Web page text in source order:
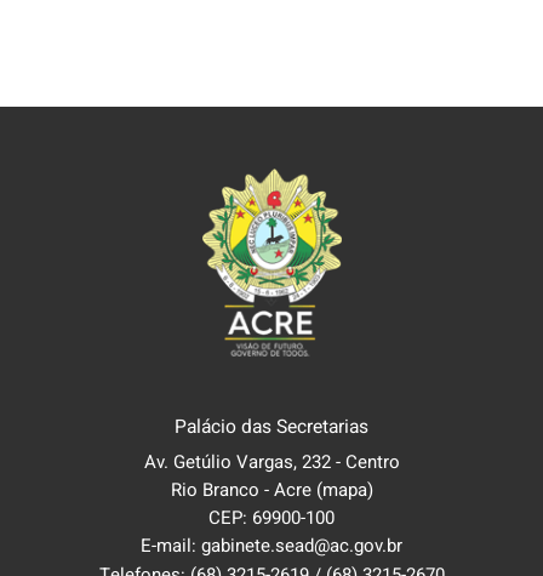
Palácio das Secretarias
Av. Getúlio Vargas, 232 - Centro
Rio Branco - Acre (mapa)
CEP: 69900-100
E-mail: gabinete.sead@ac.gov.br